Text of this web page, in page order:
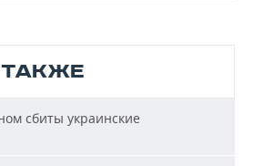
сбиты украинские